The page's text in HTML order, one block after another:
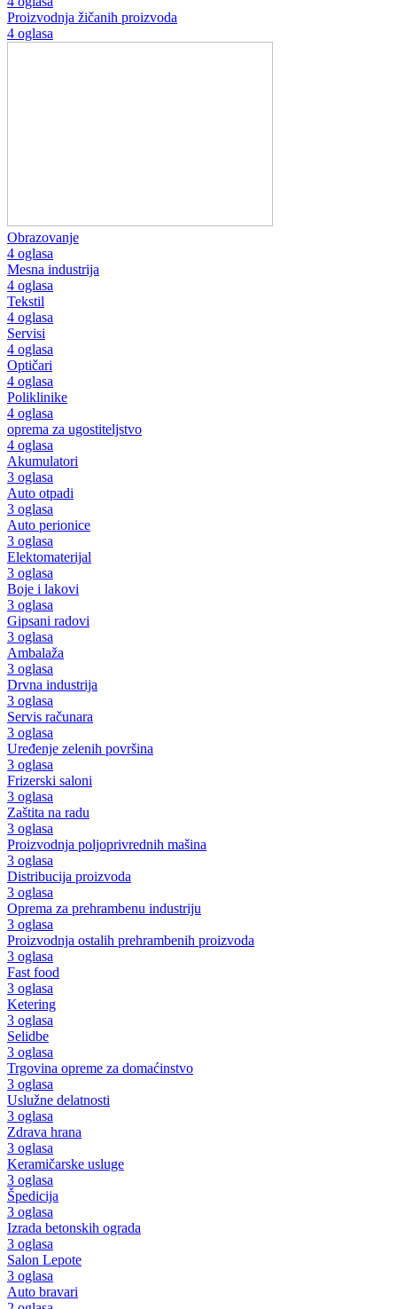
Proizvodnja žičanih proizvoda
4 oglasa
Obrazovanje
4 oglasa
Mesna industrija
4 oglasa
Tekstil
4 oglasa
Servisi
4 oglasa
Optičari
4 oglasa
Poliklinike
4 oglasa
oprema za ugostiteljstvo
4 oglasa
Akumulatori
3 oglasa
Auto otpadi
3 oglasa
Auto perionice
3 oglasa
Elektomaterijal
3 oglasa
Boje i lakovi
3 oglasa
Gipsani radovi
3 oglasa
Ambalaža
3 oglasa
Drvna industrija
3 oglasa
Servis računara
3 oglasa
Uređenje zelenih površina
3 oglasa
Frizerski saloni
3 oglasa
Zaštita na radu
3 oglasa
Proizvodnja poljoprivrednih mašina
3 oglasa
Distribucija proizvoda
3 oglasa
Oprema za prehrambenu industriju
3 oglasa
Proizvodnja ostalih prehrambenih proizvoda
3 oglasa
Fast food
3 oglasa
Ketering
3 oglasa
Selidbe
3 oglasa
Trgovina opreme za domaćinstvo
3 oglasa
Uslužne delatnosti
3 oglasa
Zdrava hrana
3 oglasa
Keramičarske usluge
3 oglasa
Špedicija
3 oglasa
Izrada betonskih ograda
3 oglasa
Salon Lepote
3 oglasa
Auto bravari